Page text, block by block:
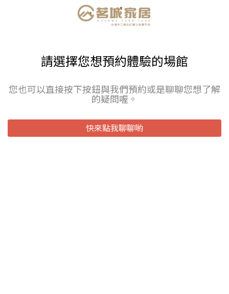
請選擇您想預約體驗的場館
您也可以直接按下按鈕與我們預約或是聊聊您想了解
的疑問喔。
快來點我聊聊喲